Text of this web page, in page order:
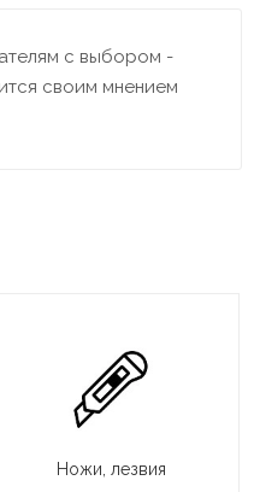
с выбором -
своим мнением
Ножи, лезвия